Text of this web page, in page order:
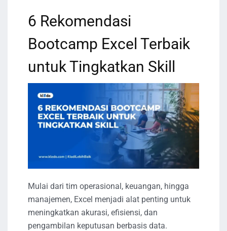
6 Rekomendasi
Bootcamp Excel Terbaik
untuk Tingkatkan Skill
Mulai dari tim operasional, keuangan, hingga
manajemen, Excel menjadi alat penting untuk
meningkatkan akurasi, efisiensi, dan
pengambilan keputusan berbasis data.